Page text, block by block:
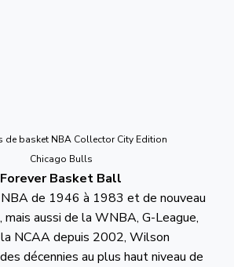
Forever Basket Ball
de 1946 à 1983 et de nouveau
aussi de la WNBA, G-League,
NCAA depuis 2002, Wilson
décennies au plus haut niveau de